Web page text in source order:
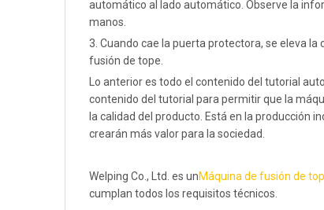
automático al lado automático. Observe la
manos.
3. Cuando cae la puerta protectora, se eleva
fusión de tope.
Lo anterior es todo el contenido del tutorial
contenido del tutorial para permitir que la
la calidad del producto. Está en la producción
crearán más valor para la sociedad.
Welping Co., Ltd. es unMáquina de fusión de
cumplan todos los requisitos técnicos.